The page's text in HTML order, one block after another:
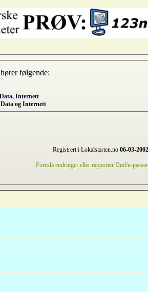
følgende:
Data, Internett
Data og Internett
Registrert i Lokalstarten.no 06-03-2002
Foreslå endringer eller rapporter Død/u-